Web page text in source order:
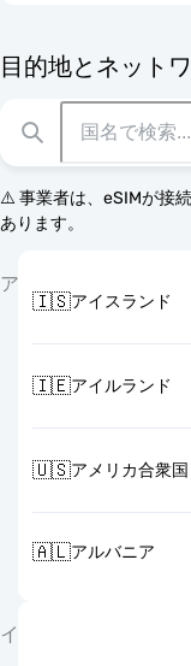
目的地とネット
⚠️ 事業者は、eSIMが接
あります。
ア
🇮🇸アイスランド
🇮🇪アイルランド
🇺🇸アメリカ合衆国
🇦🇱アルバニア
イ